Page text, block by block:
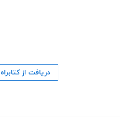
دریافت از کتابراه